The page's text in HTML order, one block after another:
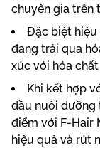
chuyên gia trên
Đặc biệt hiệu
đang trải qua
xúc với hóa
Khi kết hợp
đầu nuôi dưỡng
điểm với F-Hair
hiệu quả và rút